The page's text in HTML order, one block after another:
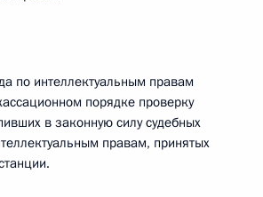
по интеллектуальным правам
порядке проверку
в законную силу судебных
правам, принятых